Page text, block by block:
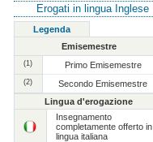
Erogati in lingua Inglese
Legenda
Emisemestre
(1) Primo Emisemestre
(2)
Secondo Emisemestre
Lingua d'erogazione
Insegnamento
completamente offerto in
lingua italiana